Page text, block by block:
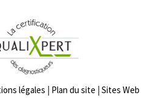
légales | Plan du site | Sites Web